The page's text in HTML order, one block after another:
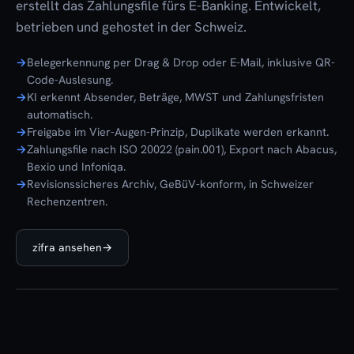
erstellt das Zahlungsfile fürs E-Banking. Entwickelt,
betrieben und gehostet in der Schweiz.
Belegerkennung per Drag & Drop oder E-Mail, inklusive QR-
Code-Auslesung.
KI erkennt Absender, Beträge, MWST und Zahlungsfristen
automatisch.
Freigabe im Vier-Augen-Prinzip, Duplikate werden erkannt.
Zahlungsfile nach ISO 20022 (pain.001), Export nach Abacus,
Bexio und Infoniqa.
Revisionssicheres Archiv, GeBüV-konform, in Schweizer
Rechenzentren.
zifra ansehen→